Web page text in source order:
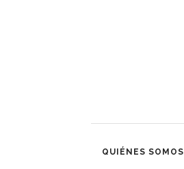
QUIÉNES SOMOS